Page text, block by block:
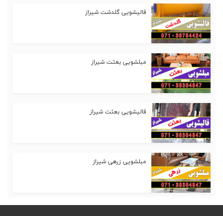
قالیشویی گلدشت شیراز
مبلشویی بعثت شیراز
قالیشویی بعثت شیراز
مبلشویی زرهی شیراز